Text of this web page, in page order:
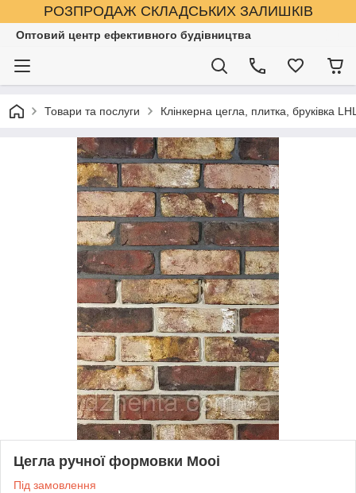
РОЗПРОДАЖ СКЛАДСЬКИХ ЗАЛИШКІВ
Оптовий центр ефективного будівництва
Товари та послуги Клінкерна цегла, плитка, бруківка
Цегла ручної формовки Mooi
Під замовлення